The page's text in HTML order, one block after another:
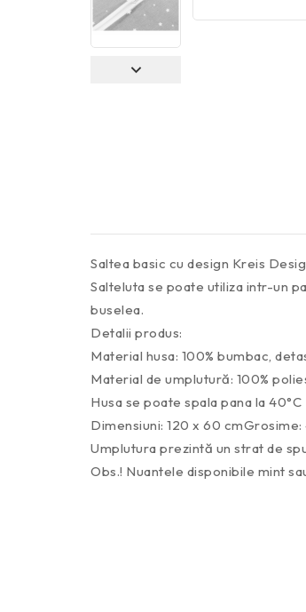
Saltea basic cu design Kreis
Salteluta se poate utiliza intr-un
buselea.
Detalii produs:
Material husa: 100% bumbac,
Material de umplutură: 100%
Husa se poate spala pana la 40°C
Dimensiuni: 120 x 60 cmGrosime:
Umplutura prezintă un strat de
Obs.! Nuantele disponibile mint